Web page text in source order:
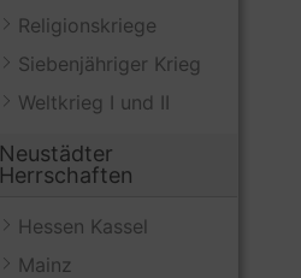
Religionskriege
Siebenjähriger Krieg
Weltkrieg I und II
Neustädter
Herrschaften
Hessen Kassel
Mainz